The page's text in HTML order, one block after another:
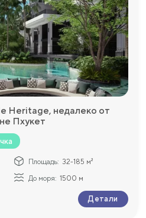
Heritage, недалеко от
Пхукет
Площадь: 32-185 м²
До моря: 1500 м
Детали